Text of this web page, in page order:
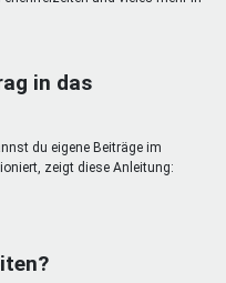
in das
du eigene Beiträge im
zeigt diese Anleitung: